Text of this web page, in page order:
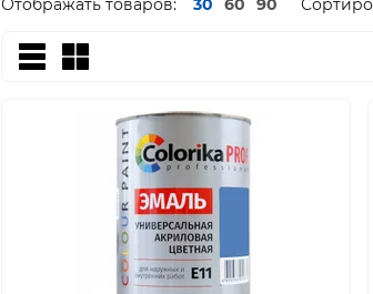
Отображать товаров: 30 60 90